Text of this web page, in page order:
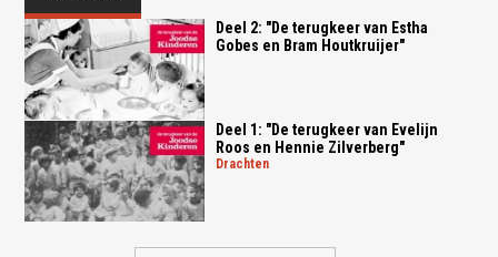
Deel 2: "De terugkeer van Estha
Gobes en Bram Houtkruijer"
Deel 1: "De terugkeer van Evelijn
Roos en Hennie Zilverberg"
drachten